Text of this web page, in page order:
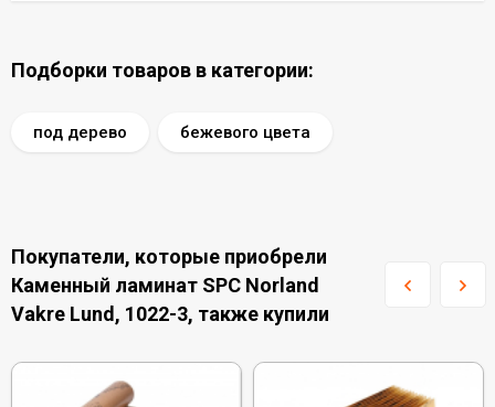
Подборки товаров в категории:
под дерево бежевого цвета
Покупатели, которые приобрели
Каменный ламинат SPC Norland
Vakre Lund, 1022-3, также купили